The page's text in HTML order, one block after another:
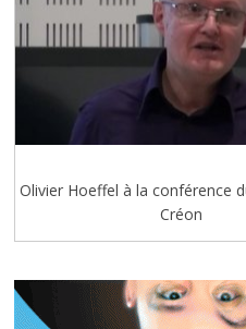
Olivier Hoeffel à la conférence
Créon